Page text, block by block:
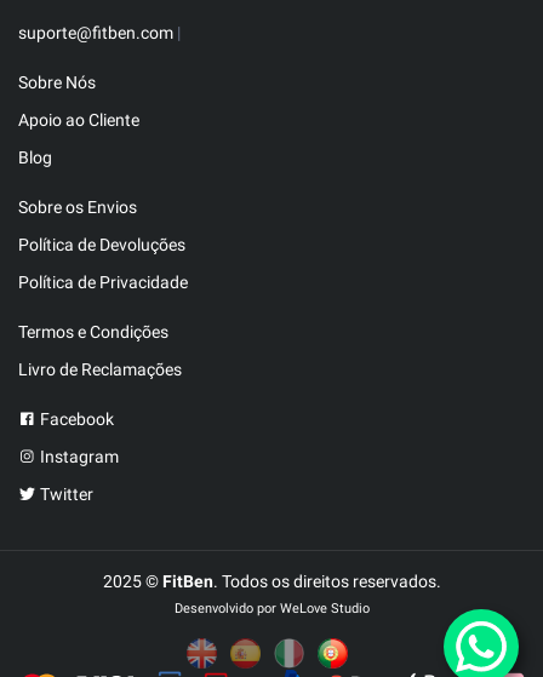
suporte@fitben.com |
Sobre Nós
Apoio ao Cliente
Blog
Sobre os Envios
Política de Devoluções
Política de Privacidade
Termos e Condições
Livro de Reclamações
Facebook
Instagram
Twitter
2025 ©FitBen. Todos os direitos reservados.
Desenvolvido por WeLove Studio